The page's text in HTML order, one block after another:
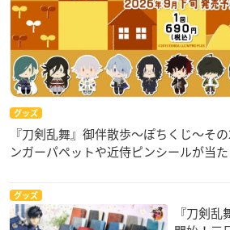
グッズ
『刀剣乱舞』御伴散歩～ぽちくじ～そ
ンガーパペットや近侍ピンシールが当た
グッズ
『刀剣